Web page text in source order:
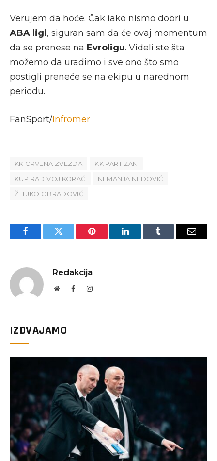
Verujem da hoće. Čak iako nismo dobri u
ABA ligi, siguran sam da će ovaj momentum
da se prenese na Evroligu. Videli ste šta
možemo da uradimo i sve ono što smo
postigli preneće se na ekipu u narednom
periodu.
FanSport/Infromer
KK CRVENA ZVEZDA
KK PARTIZAN
KUP RADIVOJ KORAĆ
NEMANJA NEDOVIĆ
ŽELJKO OBRADOVIĆ
FacebookTwitter Pinterest LinkedInTumblr Email
Redakcija
WebsiteFacebookInstagram
IZDVAJAMO